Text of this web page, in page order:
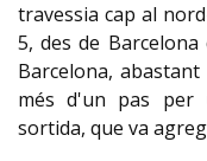
travessia cap al
5, des de
Barcelona,
més d'un pas per
sortida, que va